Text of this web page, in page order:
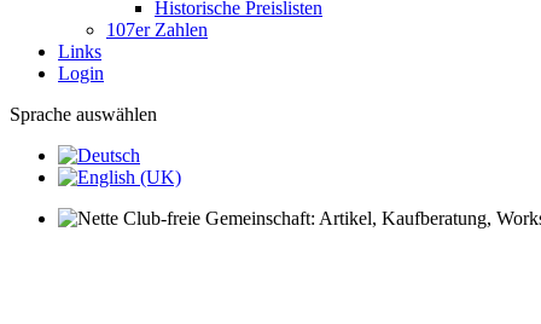
Historische Preislisten
107er Zahlen
Links
Login
Sprache auswählen